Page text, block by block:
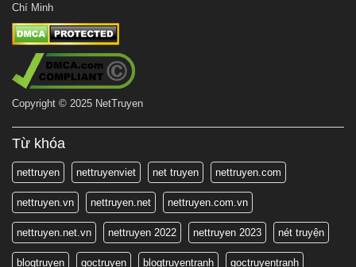
Chí Minh
Copyright © 2025 NetTruyen
Từ khóa
nettruyen nettruyenviet net truyen nettruyen.com
nettruyen.vn nettruyen.net nettruyen.com.vn
nettruyen.net.vn nettruyen 2022 nettruyen 2023 nét truyện
blogtruyen goctruyen blogtruyentranh goctruyentranh